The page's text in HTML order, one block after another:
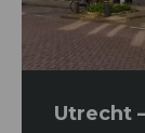
Utrecht